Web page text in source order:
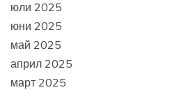
юли 2025
юни 2025
май 2025
април 2025
март 2025